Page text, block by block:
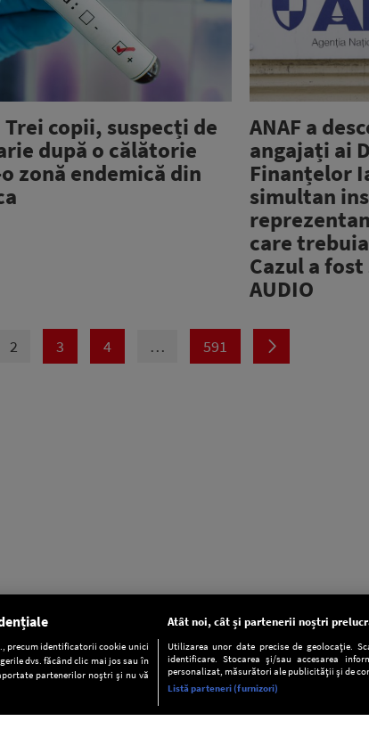
Trei copii, suspecți de
după o călătorie
zonă endemică din
ANAF a
angajați ai
Finanțelor
simultan
care
Cazul a
AUDIO
2 3 4 … 591
precum identificatorii cookie unici
dvs. făcând clic mai jos sau în
partenerilor noștri și nu vă
Atât noi, cât și partenerii noștri
Utilizarea unor date precise de geolocație.
identificare. Stocarea și/sau accesarea
personalizat, măsurători ale publicității și de
Listă parteneri (furnizori)